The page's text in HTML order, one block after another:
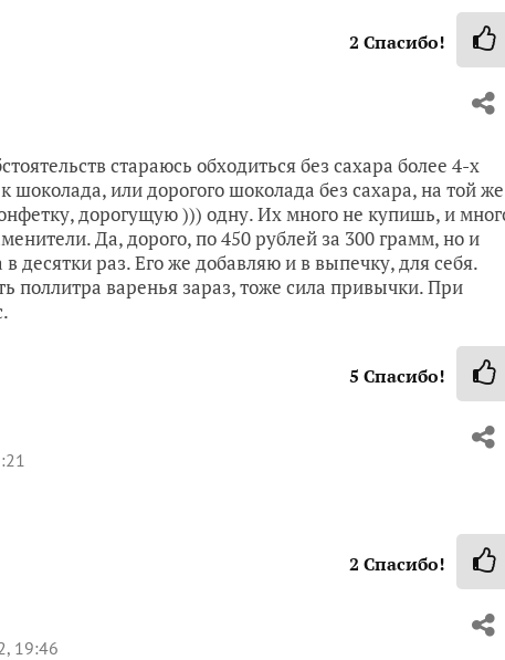
2 Спасибо!
стараюсь обходиться без сахара более 4-х
шоколада, или дорогого шоколада без сахара, на той же
дорогущую ))) одну. Их много не купишь, и
Да, дорого, по 450 рублей за 300 грамм, но и
десятки раз. Его же добавляю и в выпечку, для себя.
варенья зараз, тоже сила привычки. При
5 Спасибо!
2 Спасибо!
19:46